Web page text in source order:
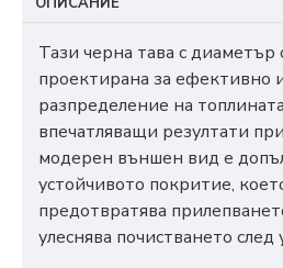
Тази черна тава с диаметър
проектирана за ефективно
разпределение на
впечатляващи резултати
модерен външен вид е
устойчивото покритие,
предотвратява
улеснява почистването след